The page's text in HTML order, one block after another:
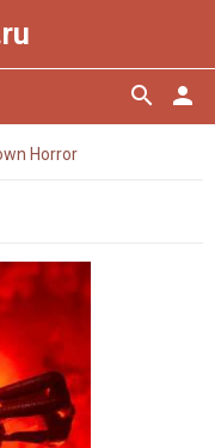
person
search
Horror